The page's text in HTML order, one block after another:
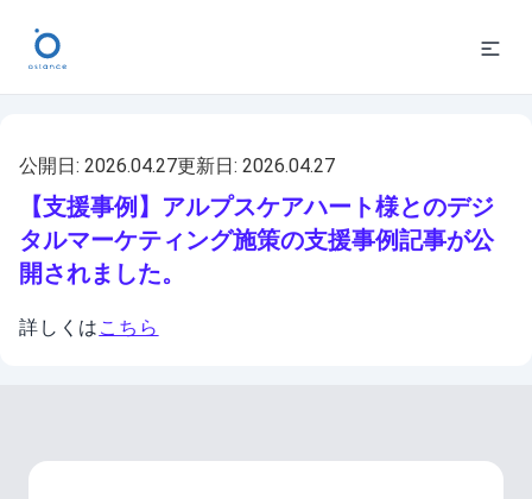
公開日: 2026.04.27更新日: 2026.04.27
【支援事例】アルプスケアハート様とのデジ
タルマーケティング施策の支援事例記事が公
開されました。
詳しくは こちら